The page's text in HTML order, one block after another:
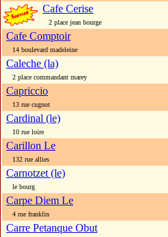
Cafe Cerise
2 place jean bourge
Cafe Comptoir
14 boulevard madeleine
Caleche (la)
2 place commandant marey
Capriccio
13 rue cugnot
Cardinal (le)
10 rue loire
Carillon Le
132 rue allies
Carnotzet (le)
le bourg
Carpe Diem Le
4 rue franklin
Carre Petanque Obut